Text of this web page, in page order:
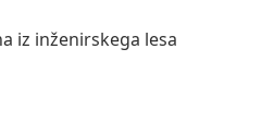
iz inženirskega lesa